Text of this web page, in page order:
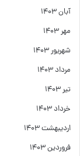
آبان ۱۴۰۳
مهر ۱۴۰۳
شهریور ۱۴۰۳
مرداد ۱۴۰۳
تیر ۱۴۰۳
خرداد ۱۴۰۳
اردیبهشت ۱۴۰۳
فروردین ۱۴۰۳